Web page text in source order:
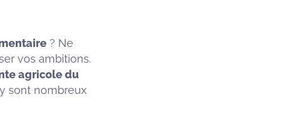
? Ne
vos ambitions.
agricole du
sont nombreux